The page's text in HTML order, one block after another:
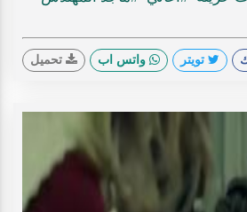
تويتر واتس اب تحميل